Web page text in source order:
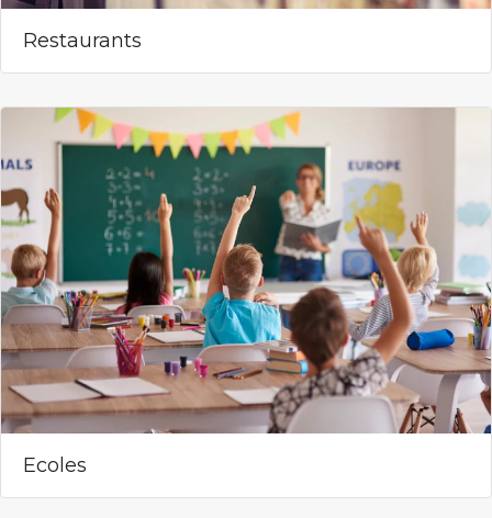
Restaurants
Ecoles